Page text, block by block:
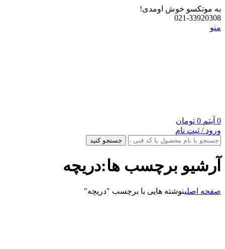
به موتکسو خوش اومدی!
021-33920308
منو
0 آیتم 0 تومان
ورود / ثبت نام
جستجو کنید
آرشیو برچسب ها:دریچه
صفحه اصلینوشته هایی با برچسب "دریچه"